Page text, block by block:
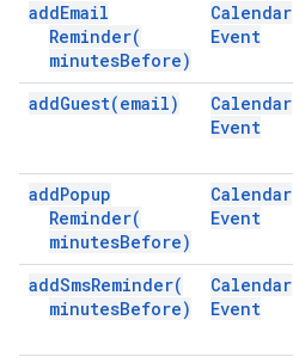
addEmail
Reminder(
minutesBefore)
Calendar
Event
addGuest(email)
Calendar
Event
addPopup
Reminder(
minutesBefore)
Calendar
Event
addSmsReminder(
minutesBefore)
Calendar
Event